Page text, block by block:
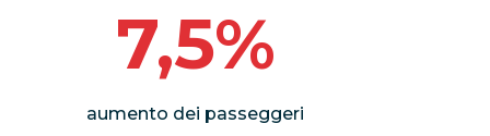
7,5%
aumento dei passeggeri